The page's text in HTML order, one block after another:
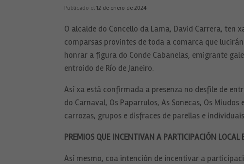
Publicado el 12 de enero de 2024
O alcalde do Concello da Lama, David Carrera, ten
comparsas provintes de toda a comarca que
honrar a figura do Conde Cabanelas, emigrante
entroido de Río de Janeiro.
Así xa está confirmada a presenza no desfile de
do Carnaval, Os Paparrulos, As Sonecas, Os
carrozas, grupos e disfraces de parellas e
PREMIOS QUE INCENTIVAN A PARTICIPACIÓN LOCAL
Así mesmo, coa intención de incentivar a